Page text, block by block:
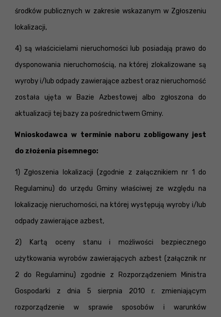
środków publicznych w zakresie wskazanym w Zgłoszeniu
lokalizacji,
4) są właścicielami nieruchomości lub posiadają prawo do
dysponowania nieruchomością, na której zlokalizowane są
wyroby i/lub odpady zawierające azbest oraz nieruchomość
została ujęta w Bazie Azbestowej albo zgłoszona do
aktualizacji tej bazy za pośrednictwem Gminy.
Wnioskodawca w terminie naboru zobligowany jest
do złożenia pisemnego:
1) Zgłoszenia lokalizacji (zgodnie z załącznikiem nr 1 do
Regulaminu) do urzędu Gminy właściwej ze względu na
lokalizację nieruchomości, na której występują wyroby i/lub
odpady zawierające azbest,
2) Kartą oceny stanu i możliwości bezpiecznego
użytkowania wyrobów zawierających azbest (załącznik nr
2 do Regulaminu) zgodnie z Rozporządzeniem Ministra
Gospodarki z dnia 5 sierpnia 2010 r. zmieniającym
rozporządzenie w sprawie sposobów i warunków